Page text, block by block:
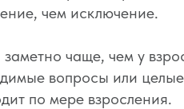
чем исключение.
чаще, чем у
вопросы или
по мере взросления.